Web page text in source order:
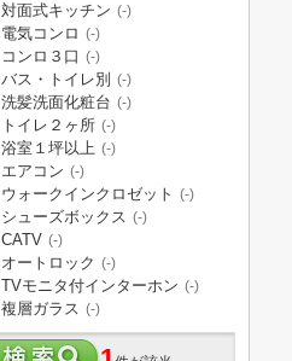
対面式キッチン (-)
電気コンロ (-)
コンロ３口 (-)
バス・トイレ別 (-)
洗髪洗面化粧台 (-)
トイレ２ヶ所 (-)
浴室１坪以上 (-)
エアコン (-)
ウォークインクロゼット (-)
シューズボックス (-)
CATV (-)
オートロック (-)
TVモニタ付インターホン (-)
複層ガラス (-)